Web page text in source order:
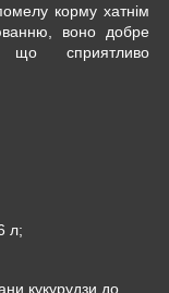
корму хатнім
воно добре
що сприятливо
л;
кукурудзи до